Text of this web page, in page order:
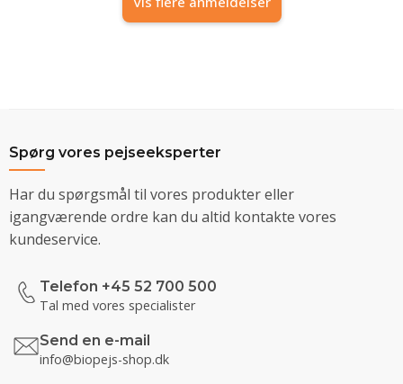
Spørg vores pejseeksperter
Har du spørgsmål til vores produkter eller
igangværende ordre kan du altid kontakte vores
kundeservice.
Telefon +45 52 700 500
Tal med vores specialister
Send en e-mail
info@biopejs-shop.dk